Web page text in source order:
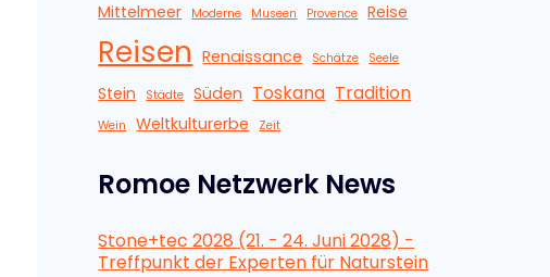
Mittelmeer Moderne Museen Provence Reise
Reisen Renaissance Schätze Seele
Stein Städte Süden Toskana Tradition
Wein Weltkulturerbe Zeit
Romoe Netzwerk News
Stone+tec 2028 (21. - 24. Juni 2028) -
Treffpunkt der Experten für Naturstein